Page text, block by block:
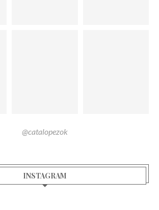
@catalopezok
INSTAGRAM